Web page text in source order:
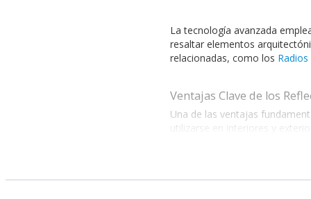
La tecnología avanzada
resaltar elementos
relacionadas, como los Radios
Ventajas Clave de los
Una de las ventajas
utilizarse en interiores y
Los reflectores Steren no solo